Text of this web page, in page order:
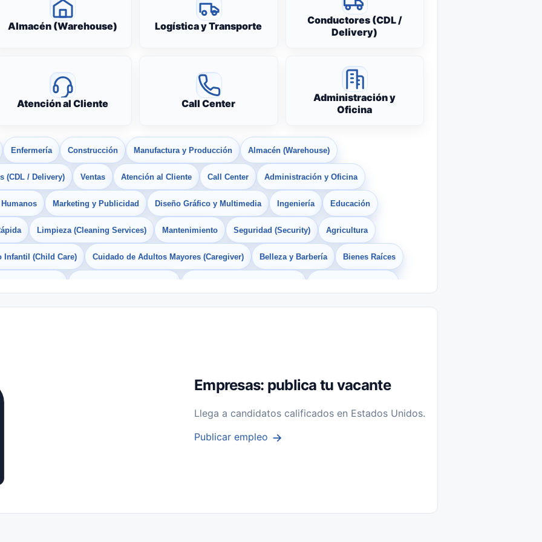
Almacén (Warehouse) Logística y Transporte
Conductores (CDL /
Delivery)
Atención al Cliente Call Center
Administración y
Oficina
Enfermería Construcción Manufactura y Producción Almacén (Warehouse)
(CDL / Delivery) Ventas Atención al Cliente Call Center Administración y Oficina
Marketing y Publicidad Diseño Gráfico y Multimedia Ingeniería Educación
Limpieza (Cleaning Services) Mantenimiento Seguridad (Security) Agricultura
Infantil (Child Care) Cuidado de Adultos Mayores (Caregiver) Belleza y Barbería Bienes Raíces
Empleos para Estudiantes Empleos Bilingües (English/Spanish) Sin Experiencia
Empresas: publica tu vacante
Llega a candidatos calificados en Estados Unidos.
Publicar empleo